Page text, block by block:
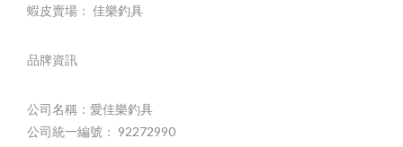
蝦皮賣場： 佳樂釣具
品牌資訊
公司名稱：愛佳樂釣具
公司統一編號： 92272990